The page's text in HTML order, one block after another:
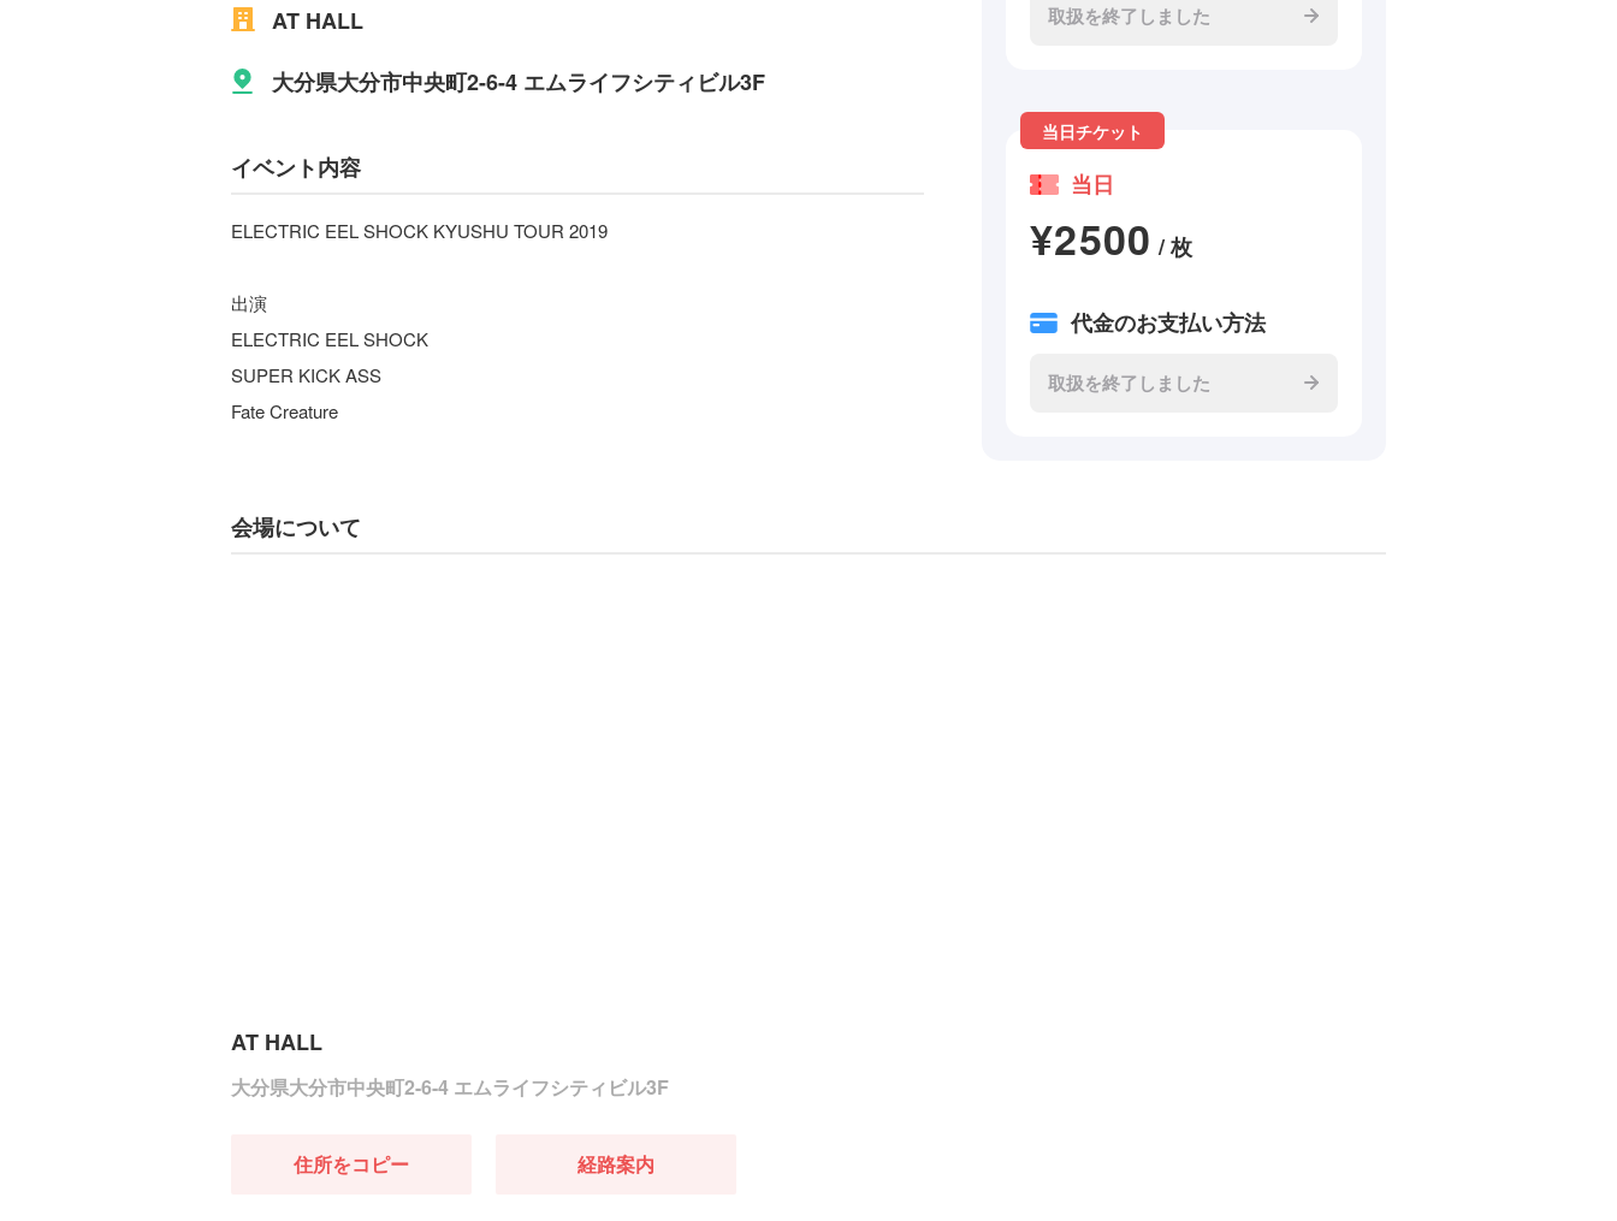
AT HALL
大分県大分市中央町2-6-4 エムライフシティビル3F
イベント内容
ELECTRIC EEL SHOCK KYUSHU TOUR 2019
出演
ELECTRIC EEL SHOCK
SUPER KICK ASS
Fate Creature
取扱を終了しました
当日チケット
当日
¥2500 / 枚
代金のお支払い方法
取扱を終了しました
会場について
AT HALL
大分県大分市中央町2-6-4 エムライフシティビル3F
住所をコピー 経路案内